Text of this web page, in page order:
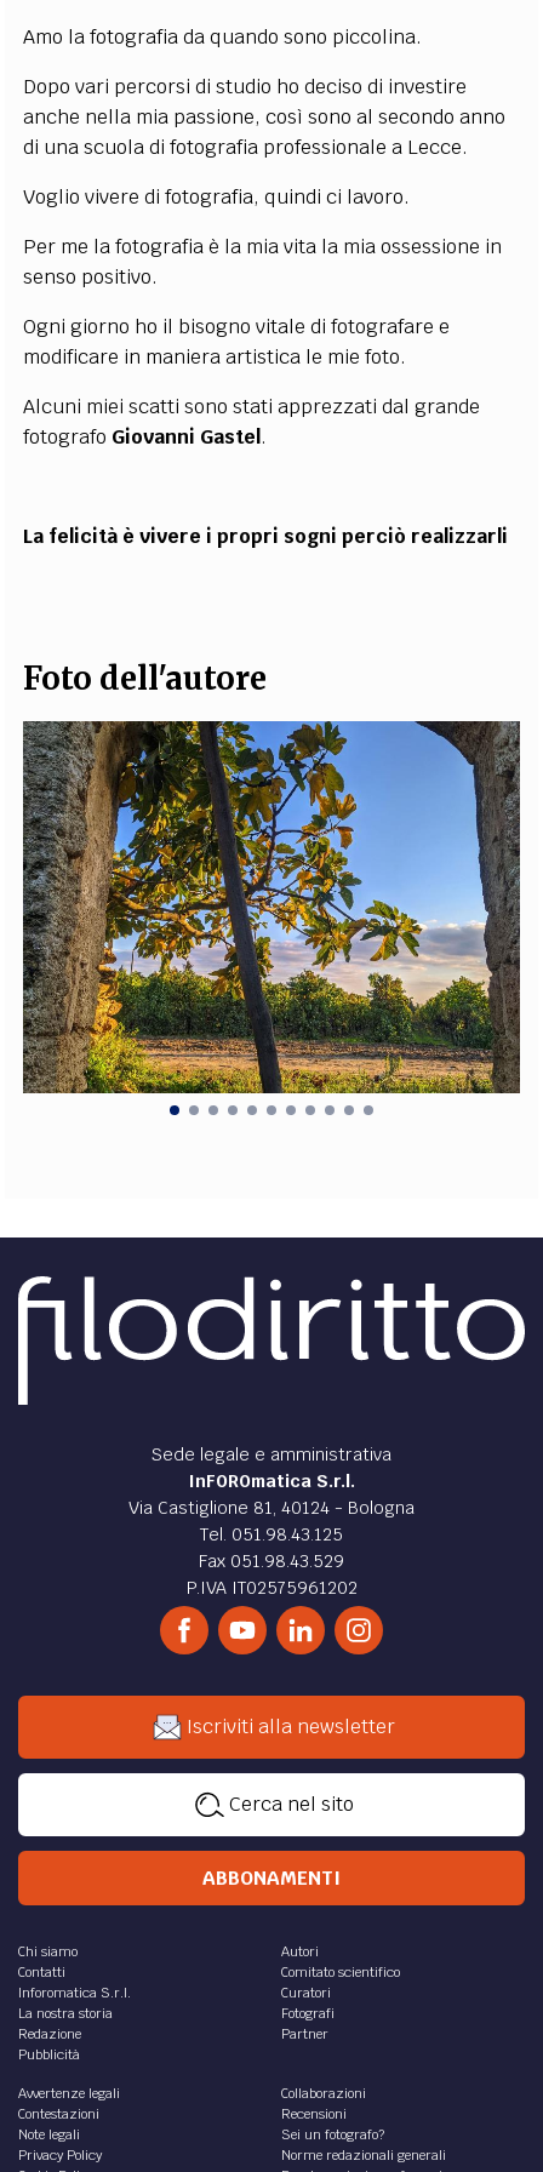
EXTRA
SOCIAL MEDIA
Amo la fotografia da quando sono piccolina.
Dopo vari percorsi di studio ho deciso di investire
anche nella mia passione, così sono al secondo anno
di una scuola di fotografia professionale a Lecce.
Voglio vivere di fotografia, quindi ci lavoro.
Per me la fotografia è la mia vita la mia ossessione in
senso positivo.
Ogni giorno ho il bisogno vitale di fotografare e
modificare in maniera artistica le mie foto.
Alcuni miei scatti sono stati apprezzati dal grande
fotografo Giovanni Gastel .
La felicità è vivere i propri sogni perciò realizzarli
Foto dell'autore
Sede legale e amministrativa
InFOROmatica S.r.l.
Via Castiglione 81, 40124 - Bologna
Tel. 051.98.43.125
Fax 051.98.43.529
P.IVA IT02575961202
Iscriviti alla newsletter
Cerca nel sito
ABBONAMENTI
Chi siamo
Contatti
Inforomatica S.r.l.
La nostra storia
Redazione
Pubblicità
Autori
Comitato scientifico
Curatori
Fotografi
Partner
Avvertenze legali
Contestazioni
Note legali
Privacy Policy
Collaborazioni
Recensioni
Sei un fotografo?
Norme redazionali generali